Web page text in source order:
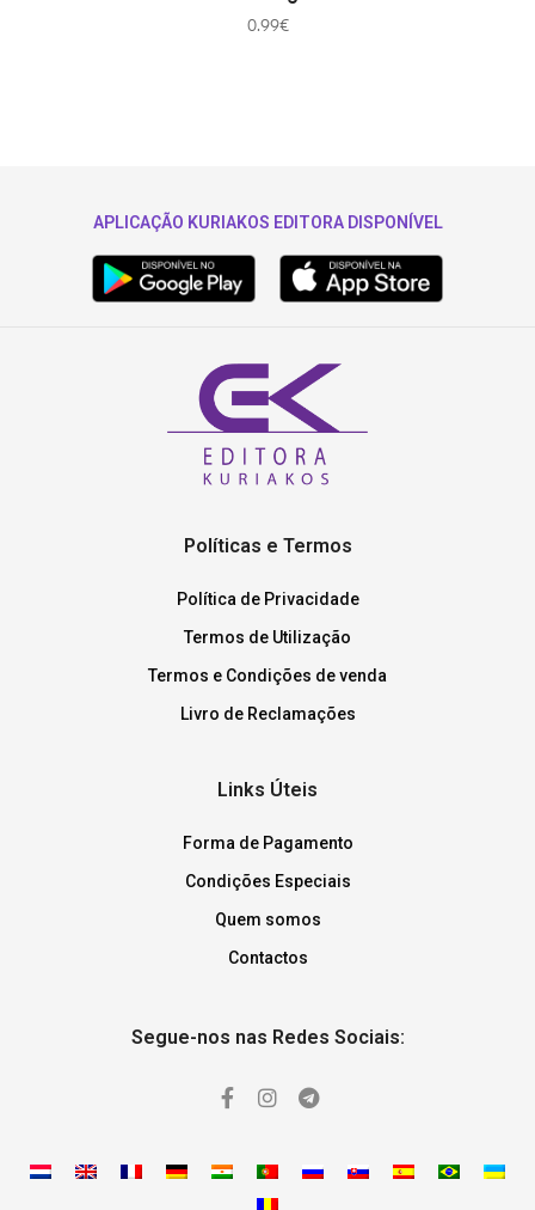
0.99€
APLICAÇÃO KURIAKOS EDITORA DISPONÍVEL
Políticas e Termos
Política de Privacidade
Termos de Utilização
Termos e Condições de venda
Livro de Reclamações
Links Úteis
Forma de Pagamento
Condições Especiais
Quem somos
Contactos
Segue-nos nas Redes Sociais: